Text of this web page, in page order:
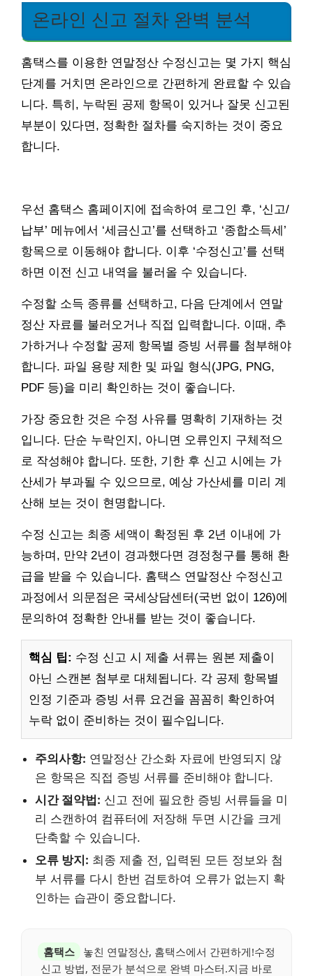
온라인 신고 절차 완벽 분석
홈택스를 이용한 연말정산 수정신고는 몇 가지 핵심
단계를 거치면 온라인으로 간편하게 완료할 수 있습
니다. 특히, 누락된 공제 항목이 있거나 잘못 신고된
부분이 있다면, 정확한 절차를 숙지하는 것이 중요
합니다.
우선 홈택스 홈페이지에 접속하여 로그인 후, ‘신고/
납부’ 메뉴에서 ‘세금신고’를 선택하고 ‘종합소득세’
항목으로 이동해야 합니다. 이후 ‘수정신고’를 선택
하면 이전 신고 내역을 불러올 수 있습니다.
수정할 소득 종류를 선택하고, 다음 단계에서 연말
정산 자료를 불러오거나 직접 입력합니다. 이때, 추
가하거나 수정할 공제 항목별 증빙 서류를 첨부해야
합니다. 파일 용량 제한 및 파일 형식(JPG, PNG,
PDF 등)을 미리 확인하는 것이 좋습니다.
가장 중요한 것은 수정 사유를 명확히 기재하는 것
입니다. 단순 누락인지, 아니면 오류인지 구체적으
로 작성해야 합니다. 또한, 기한 후 신고 시에는 가
산세가 부과될 수 있으므로, 예상 가산세를 미리 계
산해 보는 것이 현명합니다.
수정 신고는 최종 세액이 확정된 후 2년 이내에 가
능하며, 만약 2년이 경과했다면 경정청구를 통해 환
급을 받을 수 있습니다. 홈택스 연말정산 수정신고
과정에서 의문점은 국세상담센터(국번 없이 126)에
문의하여 정확한 안내를 받는 것이 좋습니다.
핵심 팁: 수정 신고 시 제출 서류는 원본 제출이
아닌 스캔본 첨부로 대체됩니다. 각 공제 항목별
인정 기준과 증빙 서류 요건을 꼼꼼히 확인하여
누락 없이 준비하는 것이 필수입니다.
주의사항: 연말정산 간소화 자료에 반영되지 않
은 항목은 직접 증빙 서류를 준비해야 합니다.
시간 절약법: 신고 전에 필요한 증빙 서류들을 미
리 스캔하여 컴퓨터에 저장해 두면 시간을 크게
단축할 수 있습니다.
오류 방지: 최종 제출 전, 입력된 모든 정보와 첨
부 서류를 다시 한번 검토하여 오류가 없는지 확
인하는 습관이 중요합니다.
홈택스
놓친 연말정산, 홈택스에서 간편하게!수정
신고 방법, 전문가 분석으로 완벽 마스터.지금 바로